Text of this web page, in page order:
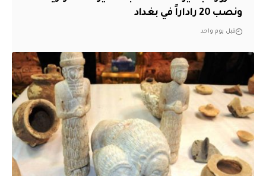
ونصب 20 راداراً في بغداد
قبل يوم واحد